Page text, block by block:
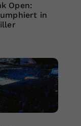
Open:
in